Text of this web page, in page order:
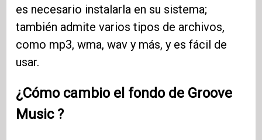
es necesario instalarla en su sistema;
también admite varios tipos de archivos,
como mp3, wma, wav y más, y es fácil de
usar.
¿Cómo cambio el fondo de Groove
Music?